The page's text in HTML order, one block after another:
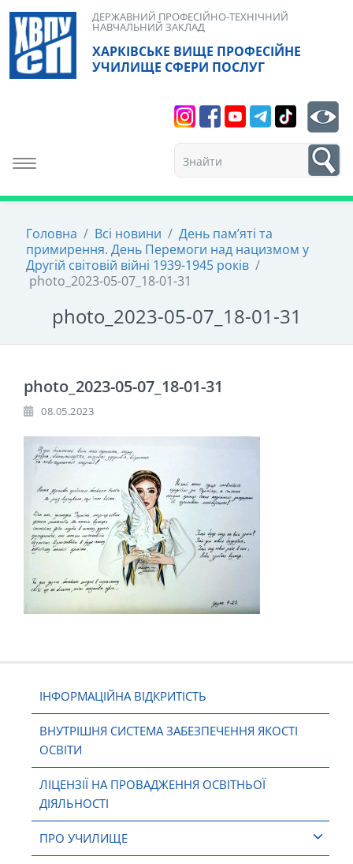
Skip
content
ХАРКІВСЬКЕ ВИЩЕ ПРОФЕСІЙНЕ
УЧИЛИЩЕ СФЕРИ ПОСЛУГ
ДЕРЖАВНИЙ ПРОФЕСІЙНО-ТЕХНІЧНИЙ
НАВЧАЛЬНИЙ ЗАКЛАД
Toggle navigation
1
Головна / Всі новини / День пам’яті та
примирення. День Перемоги над нацизмом у
Другій світовій війні 1939-1945 років /
photo_2023-05-07_18-01-31
photo_2023-05-07_18-01-31
ІНФОРМАЦІЙНА ВІДКРИТІСТЬ
ВНУТРІШНЯ СИСТЕМА ЗАБЕЗПЕЧЕННЯ ЯКОСТІ
ОСВІТИ
ЛІЦЕНЗІЇ НА ПРОВАДЖЕННЯ ОСВІТНЬОЇ
ДІЯЛЬНОСТІ
ПРО УЧИЛИЩЕ
photo_2023-05-07_18-01-31
08.05.2023